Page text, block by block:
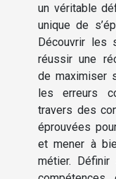
un véritable
unique de
Découvrir les
réussir une
de maximiser
les erreurs
travers des
éprouvées
et mener à
métier.